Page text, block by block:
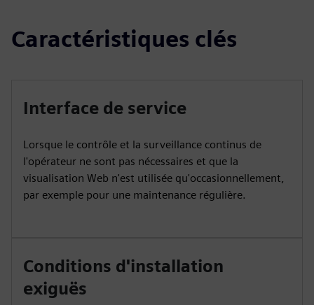
Caractéristiques clés
Interface de service
Lorsque le contrôle et la surveillance continus de
l'opérateur ne sont pas nécessaires et que la
visualisation Web n'est utilisée qu'occasionnellement,
par exemple pour une maintenance régulière.
Conditions d'installation
exiguës